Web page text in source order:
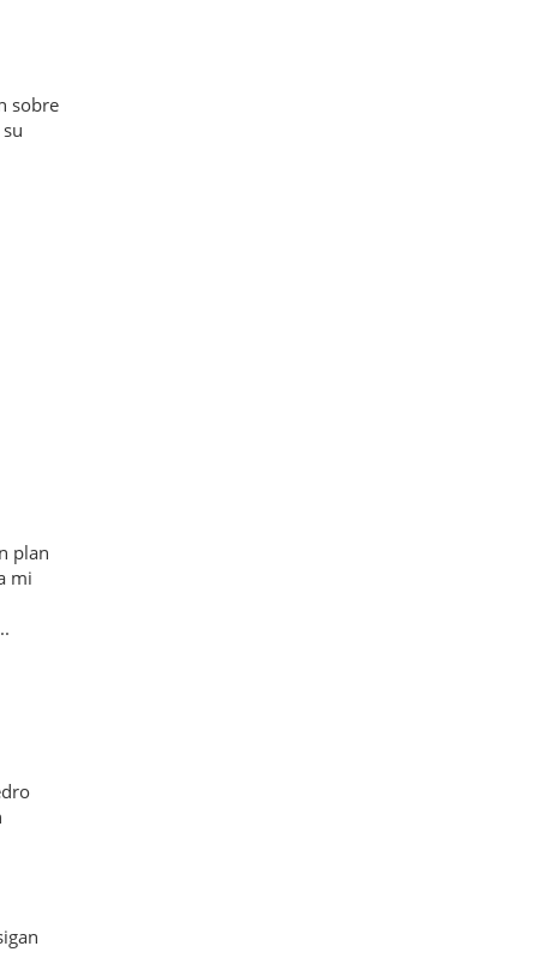
sobre
plan
mi